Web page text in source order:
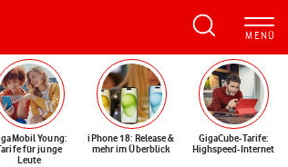
Young:
für junge
Leute
iPhone 18: Release &
mehr im Überblick
GigaCube-Tarife:
Highspeed-Internet